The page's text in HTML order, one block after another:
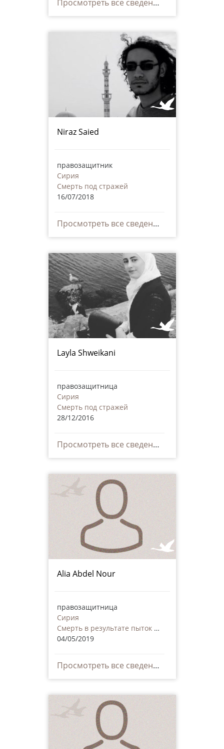
Просмотреть все сведения
Niraz Saied
правозащитник
Сирия
Смерть под стражей
16/07/2018
Просмотреть все сведения
Layla Shweikani
правозащитница
Сирия
Смерть под стражей
28/12/2016
Просмотреть все сведения
Alia Abdel Nour
правозащитница
Сирия
Смерть в результате пыток или дурного обращения, в том числе и со стороны частных лиц
04/05/2019
Просмотреть все сведения